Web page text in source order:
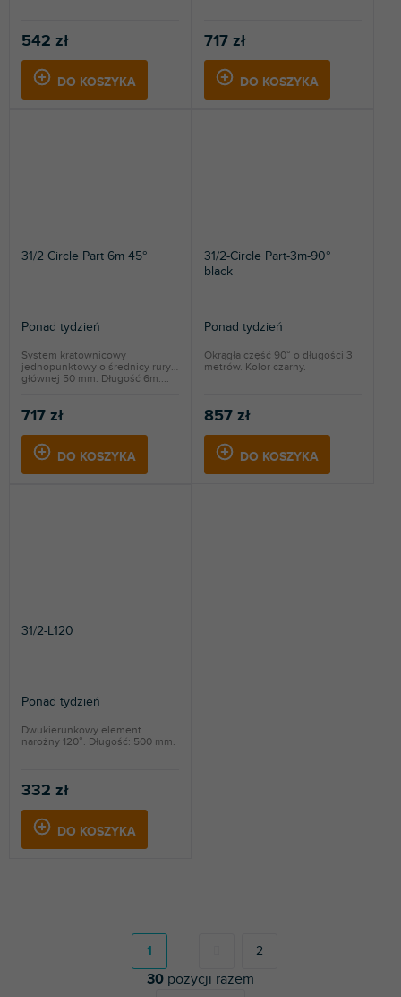
542 zł
DO KOSZYKA
717 zł
DO KOSZYKA
31/2 Circle Part 6m 45°
Ponad tydzień
717 zł
DO KOSZYKA
System kratownicowy
jednopunktowy o średnicy rury
głównej 50 mm. Długość 6m....
31/2-Circle Part-3m-90°
black
Ponad tydzień
857 zł
DO KOSZYKA
Okrągła część 90° o długości 3
metrów. Kolor czarny.
31/2-L120
Ponad tydzień
332 zł
DO KOSZYKA
Dwukierunkowy element
narożny 120°. Długość: 500 mm.
n
1 2
30 pozycji razem